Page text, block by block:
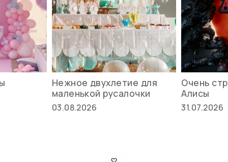
Нежное двухлетие для
маленькой русалочки
03.08.2026
Очень
Алисы
31.07.2026